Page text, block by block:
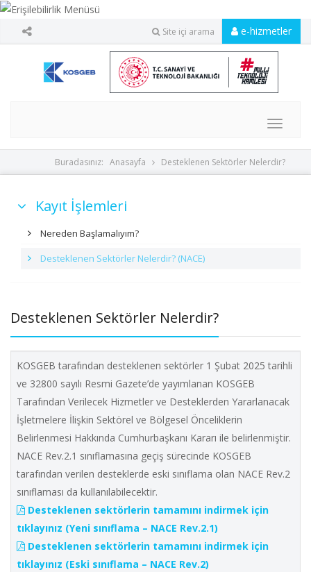
Site içi arama e-hizmetler
MENU
Buradasınız: Anasayfa Desteklenen Sektörler Nelerdir?
Kayıt İşlemleri
Nereden Başlamalıyım?
Desteklenen Sektörler Nelerdir? (NACE)
Desteklenen Sektörler Nelerdir?
KOSGEB tarafından desteklenen sektörler 1 Şubat 2025 tarihli
ve 32800 sayılı Resmi Gazete’de yayımlanan KOSGEB
Tarafından Verilecek Hizmetler ve Desteklerden Yararlanacak
İşletmelere İlişkin Sektörel ve Bölgesel Önceliklerin
Belirlenmesi Hakkında Cumhurbaşkanı Kararı ile belirlenmiştir.
NACE Rev.2.1 sınıflamasına geçiş sürecinde KOSGEB
tarafından verilen desteklerde eski sınıflama olan NACE Rev.2
sınıflaması da kullanılabilecektir.
Desteklenen sektörlerin tamamını indirmek için
tıklayınız (Yeni sınıflama – NACE Rev.2.1)
Desteklenen sektörlerin tamamını indirmek için
tıklayınız (Eski sınıflama – NACE Rev.2)